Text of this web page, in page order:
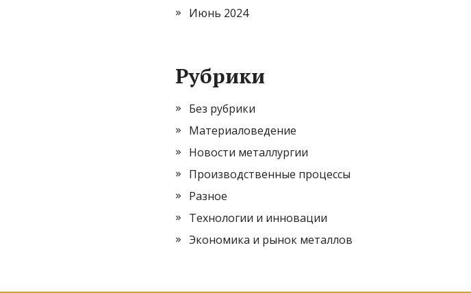
Июнь 2024
Рубрики
Без рубрики
Материаловедение
Новости металлургии
Производственные процессы
Разное
Технологии и инновации
Экономика и рынок металлов